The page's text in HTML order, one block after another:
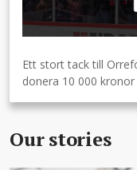
Ett stort tack till
donera 10 000 kronor
Our stories